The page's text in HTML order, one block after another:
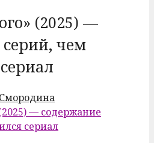
(2025) —
чем